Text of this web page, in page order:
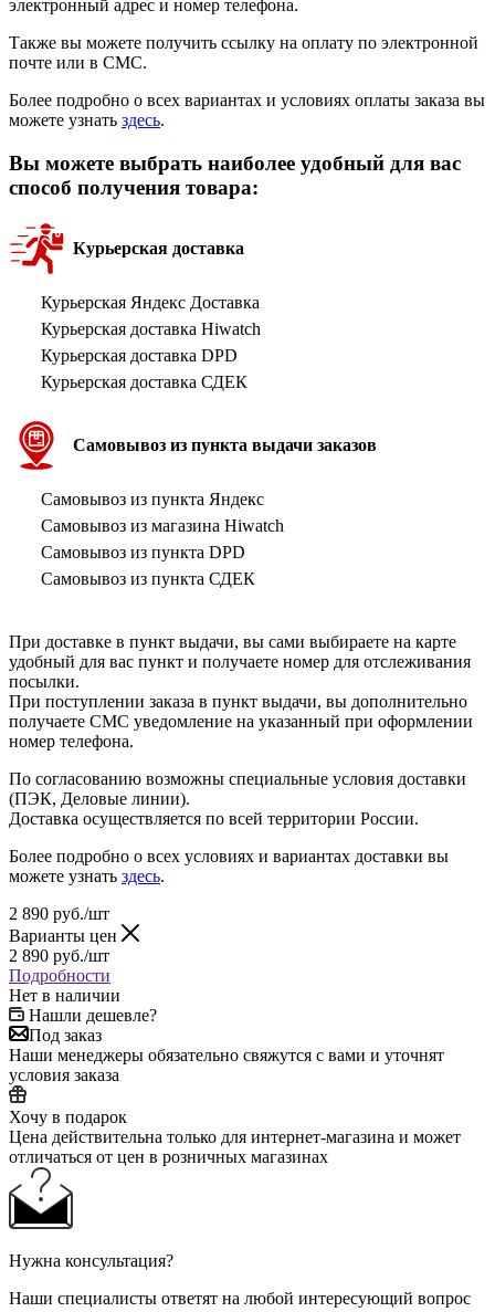
электронный адрес и номер телефона.
Также вы можете получить ссылку на оплату по электронной
почте или в СМС.
Более подробно о всех вариантах и условиях оплаты заказа вы
можете узнать здесь.
Вы можете выбрать наиболее удобный для вас
способ получения товара:
Курьерская доставка
Курьерская Яндекс Доставка
Курьерская доставка Hiwatch
Курьерская доставка DPD
Курьерская доставка СДЕК
Самовывоз из пункта выдачи заказов
Самовывоз из пункта Яндекс
Самовывоз из магазина Hiwatch
Самовывоз из пункта DPD
Самовывоз из пункта СДЕК
При доставке в пункт выдачи, вы сами выбираете на карте
удобный для вас пункт и получаете номер для отслеживания
посылки.
При поступлении заказа в пункт выдачи, вы дополнительно
получаете СМС уведомление на указанный при оформлении
номер телефона.
По согласованию возможны специальные условия доставки
(ПЭК, Деловые линии).
Доставка осуществляется по всей территории России.
Более подробно о всех условиях и вариантах доставки вы
можете узнать здесь.
2 890 руб./шт
Варианты цен
2 890 руб./шт
Подробности
Нет в наличии
Нашли дешевле?
Под заказ
Наши менеджеры обязательно свяжутся с вами и уточнят
условия заказа
Хочу в подарок
Цена действительна только для интернет-магазина и может
отличаться от цен в розничных магазинах
Нужна консультация?
Наши специалисты ответят на любой интересующий вопрос